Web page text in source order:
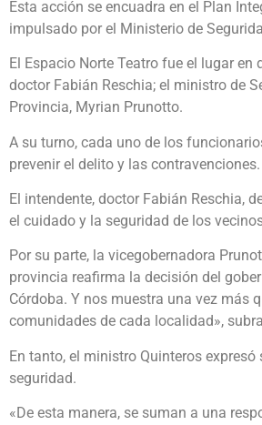
Esta acción se encuadra en el Plan
impulsado por el Ministerio de
El Espacio Norte Teatro fue el lugar
doctor Fabián Reschia; el ministro de
Provincia, Myrian Prunotto.
A su turno, cada uno de los
prevenir el delito y las contravenciones.
El intendente, doctor Fabián Reschia,
el cuidado y la seguridad de los
Por su parte, la vicegobernadora
provincia reafirma la decisión del
Córdoba. Y nos muestra una vez más
comunidades de cada localidad»,
En tanto, el ministro Quinteros
seguridad.
«De esta manera, se suman a una